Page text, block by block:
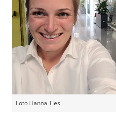
Foto Hanna Ties